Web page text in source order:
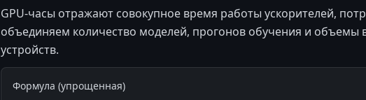
GPU-часы отражают совокупное время работы ускорителей,
объединяем количество моделей, прогонов обучения и
устройств.
Формула (упрощенная)